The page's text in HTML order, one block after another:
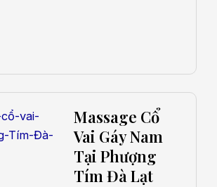
Massage Cổ
Vai Gáy Nam
Tại Phượng
Tím Đà Lạt